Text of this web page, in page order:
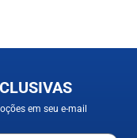
em seu e-mail